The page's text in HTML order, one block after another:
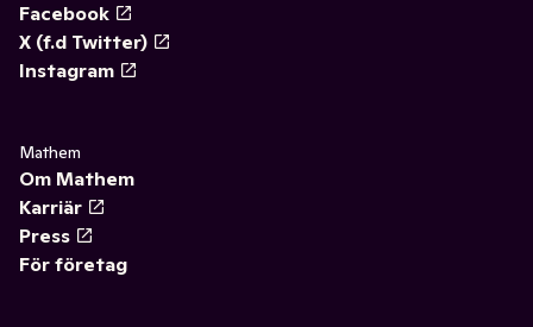
Facebook
X (f.d Twitter)
Instagram
Mathem
Om Mathem
Karriär
Press
För företag